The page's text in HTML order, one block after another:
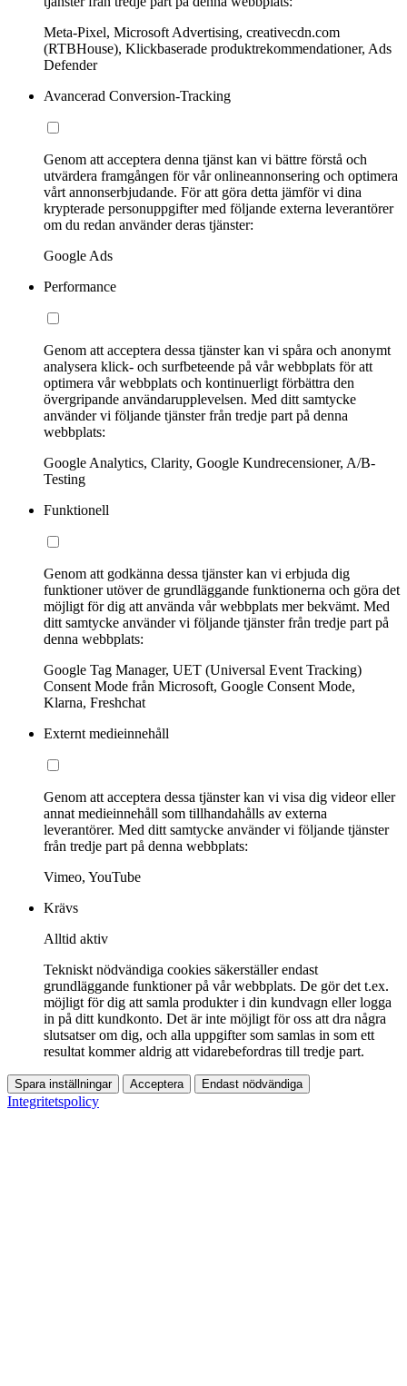
Meta-Pixel, Microsoft Advertising, creativecdn.com
(RTBHouse), Klickbaserade produktrekommendationer, Ads
Defender
Avancerad Conversion-Tracking
Genom att acceptera denna tjänst kan vi bättre förstå och
utvärdera framgången för vår onlineannonsering och optimera
vårt annonserbjudande. För att göra detta jämför vi dina
krypterade personuppgifter med följande externa leverantörer
om du redan använder deras tjänster:
Google Ads
Performance
Genom att acceptera dessa tjänster kan vi spåra och anonymt
analysera klick- och surfbeteende på vår webbplats för att
optimera vår webbplats och kontinuerligt förbättra den
övergripande användarupplevelsen. Med ditt samtycke
använder vi följande tjänster från tredje part på denna
webbplats:
Google Analytics, Clarity, Google Kundrecensioner, A/B-
Testing
Funktionell
Genom att godkänna dessa tjänster kan vi erbjuda dig
funktioner utöver de grundläggande funktionerna och göra det
möjligt för dig att använda vår webbplats mer bekvämt. Med
ditt samtycke använder vi följande tjänster från tredje part på
denna webbplats:
Google Tag Manager, UET (Universal Event Tracking)
Consent Mode från Microsoft, Google Consent Mode,
Klarna, Freshchat
Externt medieinnehåll
Genom att acceptera dessa tjänster kan vi visa dig videor eller
annat medieinnehåll som tillhandahålls av externa
leverantörer. Med ditt samtycke använder vi följande tjänster
från tredje part på denna webbplats:
Vimeo, YouTube
Krävs
Alltid aktiv
Tekniskt nödvändiga cookies säkerställer endast
grundläggande funktioner på vår webbplats. De gör det t.ex.
möjligt för dig att samla produkter i din kundvagn eller logga
in på ditt kundkonto. Det är inte möjligt för oss att dra några
slutsatser om dig, och alla uppgifter som samlas in som ett
resultat kommer aldrig att vidarebefordras till tredje part.
Spara inställningar Acceptera Endast nödvändiga
Integritetspolicy